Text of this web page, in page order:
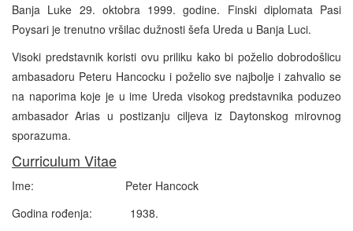
Banja Luke 29. oktobra 1999. godine. Finski diplomata Pasi
Poysari je trenutno vršilac dužnosti šefa Ureda u Banja Luci.
Visoki predstavnik koristi ovu priliku kako bi poželio dobrodošlicu
ambasadoru Peteru Hancocku i poželio sve najbolje i zahvalio se
na naporima koje je u ime Ureda visokog predstavnika poduzeo
ambasador Arias u postizanju ciljeva iz Daytonskog mirovnog
sporazuma.
Curriculum Vitae
Ime: Peter Hancock
Godina rođenja: 1938.